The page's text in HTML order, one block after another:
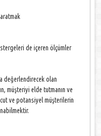
de içeren ölçümler
değerlendirecek olan
müşteriyi elde tutmanın ve
ve potansiyel müşterilerin